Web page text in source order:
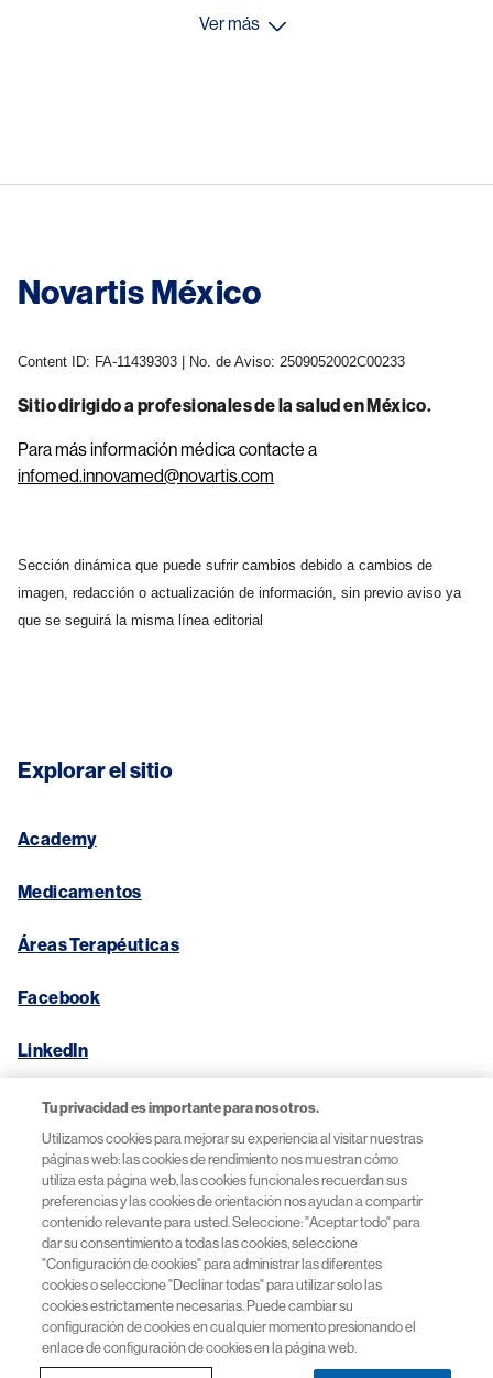
Ver más
Novartis México
Content ID: FA-11439303 | No. de Aviso: 2509052002C00233
Sitio dirigido a profesionales de la salud en México.
Para más información médica contacte a
infomed.innovamed@novartis.com
Sección dinámica que puede sufrir cambios debido a cambios de
imagen, redacción o actualización de información, sin previo aviso ya
que se seguirá la misma línea editorial
Explorar el sitio
Academy
Medicamentos
Áreas Terapéuticas​
Facebook
LinkedIn
Enlaces útiles
Aviso de Privacidad
Reportar un evento adverso
Términos y Condiciones
Tu privacidad es importante para nosotros.
Utilizamos cookies para mejorar su experiencia al visitar nuestras
páginas web: las cookies de rendimiento nos muestran cómo
utiliza esta página web, las cookies funcionales recuerdan sus
preferencias y las cookies de orientación nos ayudan a compartir
contenido relevante para usted. Seleccione: "Aceptar todo" para
dar su consentimiento a todas las cookies, seleccione
"Configuración de cookies" para administrar las diferentes
cookies o seleccione "Declinar todas" para utilizar solo las
cookies estrictamente necesarias. Puede cambiar su
configuración de cookies en cualquier momento presionando el
enlace de configuración de cookies en la página web.